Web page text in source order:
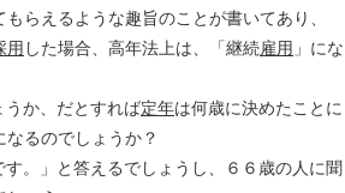
もらえるような趣旨のことが書いてあり、
用 した場合、高年法上は、「継続雇用 」にな
か、だとすれば定年は何歳に決めたことに
るのでしょうか？
す。」と答えるでしょうし、６６歳の人に聞